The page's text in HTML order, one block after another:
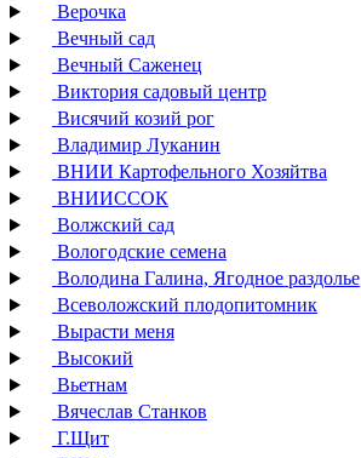
Верочка
Вечный сад
Вечный Саженец
Виктория садовый центр
Висячий козий рог
Владимир Луканин
ВНИИ Картофельного Хозяйтва
ВНИИССОК
Волжский сад
Вологодские семена
Володина Галина, Ягодное раздолье
Всеволожский плодопитомник
Вырасти меня
Высокий
Вьетнам
Вячеслав Станков
Г.Щит